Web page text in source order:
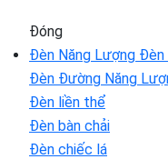
Đóng
Đèn Năng Lượng Đèn
Đèn Đường Năng
Đèn liền thể
Đèn bàn chải
Đèn chiếc lá